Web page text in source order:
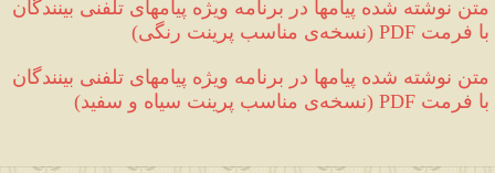
متن نوشته شده پیامها در برنامه ویژه پیامهای تلفنی بینندگان
با فرمت PDF
(نسخه‌ی مناسب پرینت رنگی )
متن نوشته شده پیامها در برنامه ویژه پیامهای تلفنی بینندگان
با فرمت PDF
(نسخه‌ی مناسب پرینت سیاه و سفید )